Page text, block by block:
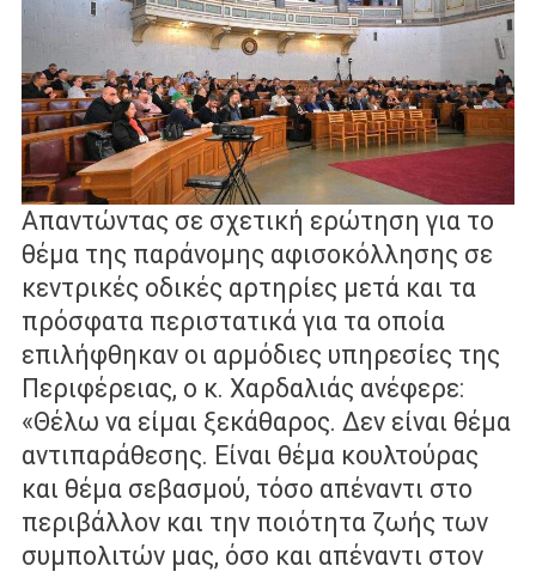
Απαντώντας σε σχετική ερώτηση για το
θέμα της παράνομης αφισοκόλλησης σε
κεντρικές οδικές αρτηρίες μετά και τα
πρόσφατα περιστατικά για τα οποία
επιλήφθηκαν οι αρμόδιες υπηρεσίες της
Περιφέρειας, ο κ. Χαρδαλιάς ανέφερε:
«Θέλω να είμαι ξεκάθαρος. Δεν είναι θέμα
αντιπαράθεσης. Είναι θέμα κουλτούρας
και θέμα σεβασμού, τόσο απέναντι στο
περιβάλλον και την ποιότητα ζωής των
συμπολιτών μας, όσο και απέναντι στον